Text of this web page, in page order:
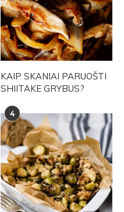
KAIP SKANIAI PARUOŠTI
SHIITAKE GRYBUS?
4